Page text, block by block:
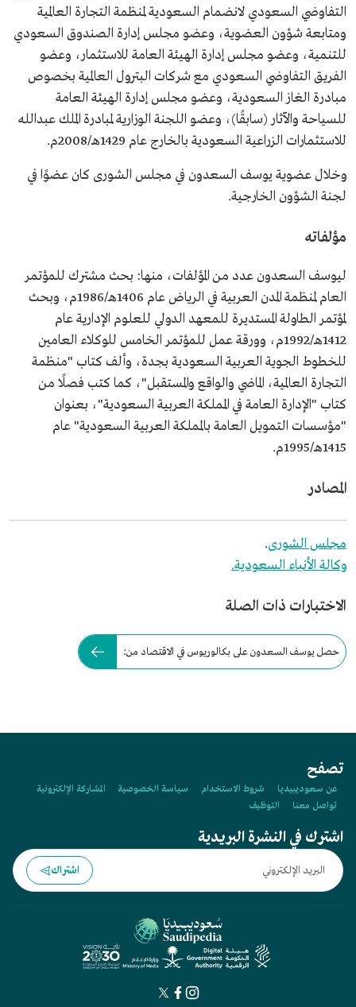
التفاوضي السعودي لانضمام السعودية لمنظمة التجارة العالمية
ومتابعة شؤون العضوية، وعضو مجلس إدارة الصندوق السعودي
للتنمية، وعضو مجلس إدارة الهيئة العامة للاستثمار، وعضو
الفريق التفاوضي السعودي مع شركات البترول العالمية بخصوص
مبادرة الغاز السعودية، وعضو مجلس إدارة الهيئة العامة
للسياحة والآثار (سابقًا)، وعضو اللجنة الوزارية لمبادرة الملك عبدالله
للاستثمارات الزراعية السعودية بالخارج عام 1429هـ/2008م.
وخلال عضوية يوسف السعدون في مجلس الشورى كان عضوًا في
لجنة الشؤون الخارجية.
مؤلفاته
ليوسف السعدون عدد من المؤلفات، منها: بحث مشترك للمؤتمر
العام لمنظمة المدن العربية في الرياض عام 1406هـ/1986م، وبحث
لمؤتمر الطاولة المستديرة للمعهد الدولي للعلوم الإدارية عام
1412هـ/1992م، وورقة عمل للمؤتمر الخامس للوكلاء العامين
للخطوط الجوية العربية السعودية بجدة، وألف كتاب "منظمة
التجارة العالمية، الماضي والواقع والمستقبل"، كما كتب فصلًا من
كتاب "الإدارة العامة في المملكة العربية السعودية"، بعنوان
"مؤسسات التمويل العامة بالمملكة العربية السعودية" عام
1415هـ/1995م.
المصادر
مجلس الشورى.
وكالة الأنباء السعودية.
الاختبارات ذات الصلة
حصل يوسف السعدون على بكالوريوس في الاقتصاد من:
تصفح
عن سعوديبيديا شروط الاستخدام سياسة الخصوصية
المشاركة الإلكترونية
تواصل معنا
التوظيف
اشترك في النشرة البريدية
اشتراك